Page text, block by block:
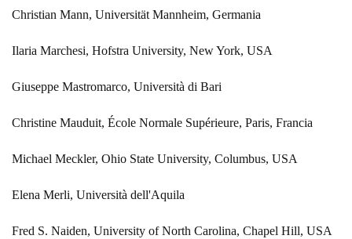
Christian Mann, Universität Mannheim, Germania
Ilaria Marchesi, Hofstra University, New York, USA
Giuseppe Mastromarco, Università di Bari
Christine Mauduit, École Normale Supérieure, Paris, Francia
Michael Meckler, Ohio State University, Columbus, USA
Elena Merli, Università dell'Aquila
Fred S. Naiden, University of North Carolina, Chapel Hill, USA